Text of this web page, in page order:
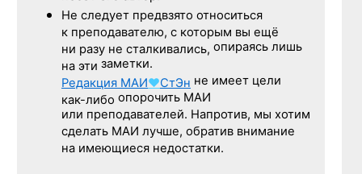
Не следует предвзято относиться
к преподавателю, с которым вы ещё
ни разу не сталкивались, опираясь лишь
на эти заметки.
Редакция МАИ♥СтЭн не имеет цели
как-либо опорочить МАИ
или преподавателей. Напротив, мы хотим
сделать МАИ лучше, обратив внимание
на имеющиеся недостатки.